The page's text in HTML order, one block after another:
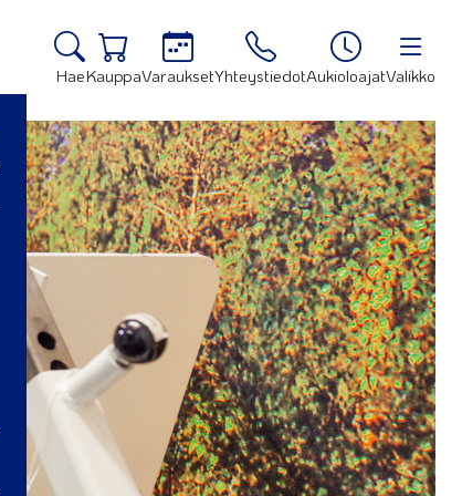
HaeKauppaVarauksetYhteystiedotAukioloajatValikko